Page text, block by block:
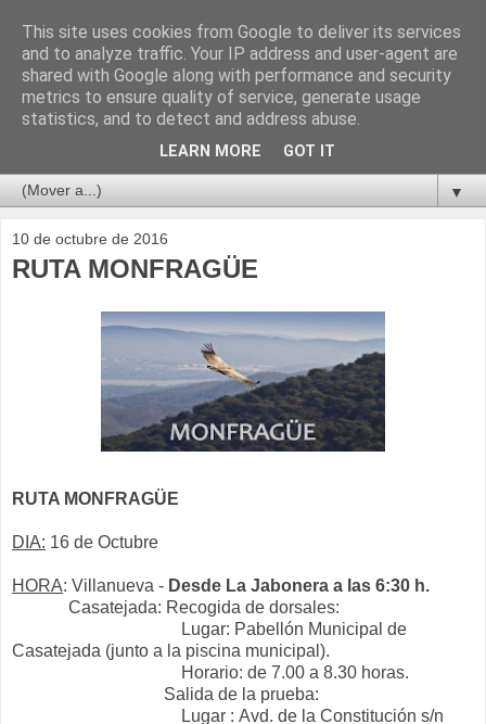
▼
10 de octubre de 2016
RUTA MONFRAGÜE
RUTA MONFRAGÜE
DIA: 16 de Octubre
HORA: Villanueva - Desde La Jabonera a las 6:30 h.
Casatejada: Recogida de dorsales:
Lugar: Pabellón Municipal de
Casatejada (junto a la piscina municipal).
Horario: de 7.00 a 8.30 horas.
Salida de la prueba:
Lugar : Avd. de la Constitución s/n
This site uses cookies from Google to deliver its services
and to analyze traffic. Your IP address and user-agent are
shared with Google along with performance and security
metrics to ensure quality of service, generate usage
statistics, and to detect and address abuse.
LEARN MORE GOT IT